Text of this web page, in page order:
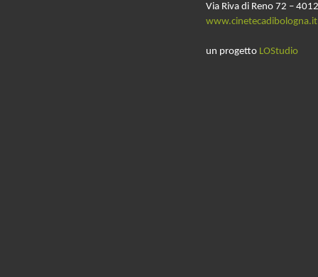
Via Riva di Reno 72 –
www.cinetecadibologna.it
un progetto LOStudio